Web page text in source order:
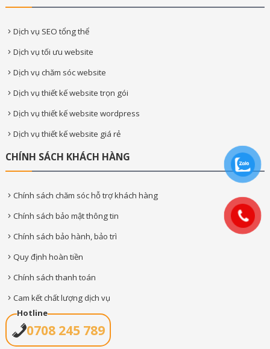
Dịch vụ SEO tổng thể
Dịch vụ tối ưu website
Dịch vụ chăm sóc website
Dịch vụ thiết kế website trọn gói
Dịch vụ thiết kế website wordpress
Dịch vụ thiết kế website giá rẻ
CHÍNH SÁCH KHÁCH HÀNG
Chính sách chăm sóc hỗ trợ khách hàng
Chính sách bảo mật thông tin
Chính sách bảo hành, bảo trì
Quy định hoàn tiền
Chính sách thanh toán
Cam kết chất lượng dịch vụ
Hotline
0708 245 789